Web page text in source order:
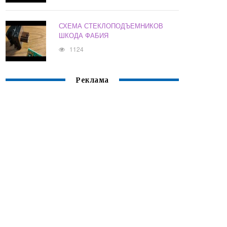
СХЕМА СТЕКЛОПОДЪЕМНИКОВ
ШКОДА ФАБИЯ
1124
Реклама